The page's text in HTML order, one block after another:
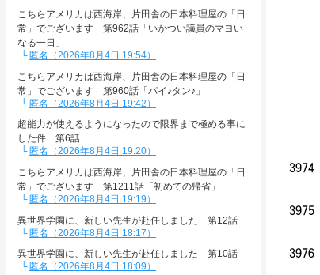
3974
3975
3976
こちらアメリカは西海岸、片田舎の日本料理屋の「日
常」でございます 第962話「いかつい議員のマヨい
なる一日」
匿名（2026年8月4日 19:54）
こちらアメリカは西海岸、片田舎の日本料理屋の「日
常」でございます 第960話「パイ♪タン♪」
匿名（2026年8月4日 19:42）
超能力が使えるようになったので限界まで極める事に
した件 第6話
匿名（2026年8月4日 19:20）
こちらアメリカは西海岸、片田舎の日本料理屋の「日
常」でございます 第1211話「初めての帰省」
匿名（2026年8月4日 19:19）
異世界学園に、新しい先生が赴任しました 第12話
匿名（2026年8月4日 18:17）
異世界学園に、新しい先生が赴任しました 第10話
匿名（2026年8月4日 18:09）